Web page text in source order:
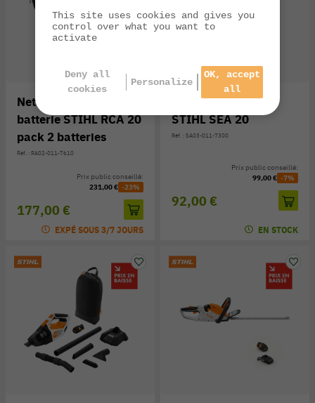
Nettoyeur à pression à
batterie STIHL RCA 20
pack 2 batteries
Réf. : RA02-011-7610
177,00 €
Prix public conseillé:
231,00 € -23%
EXPÉ SOUS 3/7 JOURS
Aspirateur à main
STIHL SEA 20
Réf. : SA03-011-7300
92,00 €
Prix public conseillé:
99,00 € -7%
EN STOCK
This site uses cookies and gives you
control over what you want to
activate
Deny all
cookies
Personalize
OK, accept
all